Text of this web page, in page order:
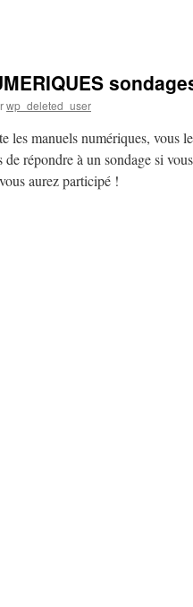
wp_deleted_user
les manuels numériques, vous
de répondre à un sondage si
aurez participé !